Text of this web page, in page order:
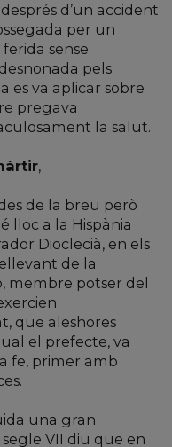
d’un accident
per un
sense
pels
es va aplicar sobre
pregava
la salut.
,
de la breu però
lloc a la Hispània
Dioclecià, en els
de la
membre potser del
que aleshores
el prefecte, va
fe, primer amb
una gran
VII diu que en